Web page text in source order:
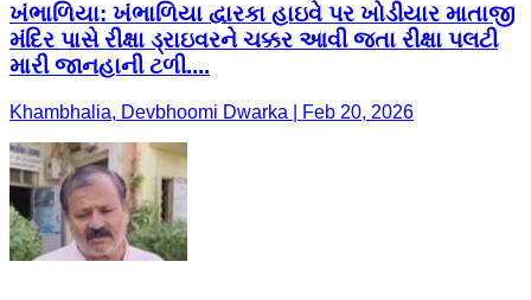
ખંભાળિયા: ખંભાળિયા દ્વારકા હાઇવે પર ખોડીયાર માતાજી
મંદિર પાસે રીક્ષા ડ્રાઇવરને ચક્કર આવી જતા રીક્ષા પલટી
મારી જાનહાની ટળી....
Khambhalia, Devbhoomi Dwarka | Feb 20, 2026